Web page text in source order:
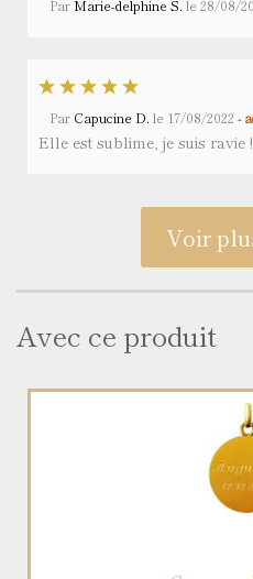
Par Marie-delphine S. le 28/08/
Par Capucine D. le 17/08/2022 -
Elle est sublime, je suis ravie !
Voir
Avec ce produit